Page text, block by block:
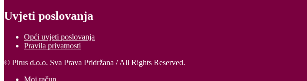
Uvjeti poslovanja
Opći uvjeti poslovanja
Pravila privatnosti
© Pirus d.o.o. Sva Prava Pridržana / All Rights Reserved.